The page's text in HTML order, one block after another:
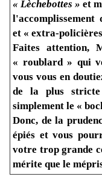
« Lèchebottes » et
l'accomplissement
et « extra-
Faites attention,
« roublard » qui
vous vous en
de la plus
simplement le «
Donc, de la
épiés et vous
votre trop grande
mérite que le